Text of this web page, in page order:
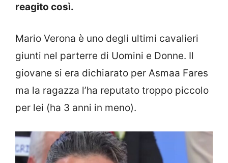
reagito così.
Mario Verona è uno degli ultimi cavalieri
giunti nel parterre di Uomini e Donne. Il
giovane si era dichiarato per Asmaa Fares
ma la ragazza l’ha reputato troppo piccolo
per lei (ha 3 anni in meno).